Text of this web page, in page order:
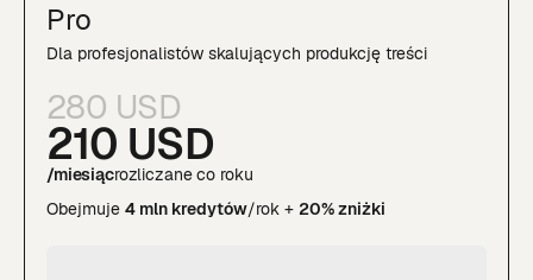
Pro
Dla profesjonalistów skalujących produkcję treści
280 USD
210 USD
/miesiącrozliczane co roku
Obejmuje 4 mln kredytów/rok + 20% zniżki